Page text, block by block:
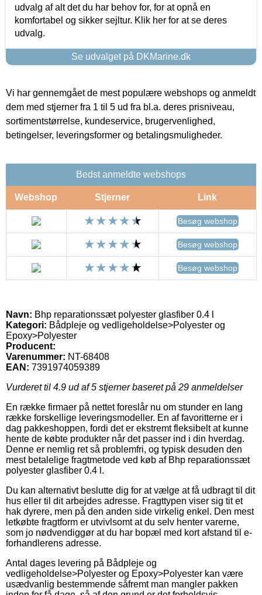
udvalg af alt det du har behov for, for at opnå en
komfortabel og sikker sejltur. Klik her for at se deres
udvalg.
Se udvalget på DKMarine.dk
Vi har gennemgået de mest populære webshops og anmeldt
dem med stjerner fra 1 til 5 ud fra bl.a. deres prisniveau,
sortimentstørrelse, kundeservice, brugervenlighed,
betingelser, leveringsformer og betalingsmuligheder.
Bedst anmeldte webshops
Webshop Stjerner Link
Besøg webshop
Besøg webshop
Besøg webshop
Navn: Bhp reparationssæt polyester glasfiber 0.4 l
Kategori: Bådpleje og vedligeholdelse>Polyester og
Epoxy>Polyester
Producent:
Varenummer: NT-68408
EAN: 7391974059389
Vurderet til 4.9 ud af 5 stjerner baseret på 29 anmeldelser
En række firmaer på nettet foreslår nu om stunder en lang
række forskellige leveringsmodeller. En af favoritterne er i
dag pakkeshoppen, fordi det er ekstremt fleksibelt at kunne
hente de købte produkter når det passer ind i din hverdag.
Denne er nemlig ret så problemfri, og typisk desuden den
mest betalelige fragtmetode ved køb af Bhp reparationssæt
polyester glasfiber 0.4 l.
Du kan alternativt beslutte dig for at vælge at få udbragt til dit
hus eller til dit arbejdes adresse. Fragttypen viser sig tit et
hak dyrere, men på den anden side virkelig enkel. Den mest
letkøbte fragtform er utvivlsomt at du selv henter varerne,
som jo nødvendiggør at du har bopæl med kort afstand til e-
forhandlerens adresse.
Antal dages levering på Bådpleje og
vedligeholdelse>Polyester og Epoxy>Polyester kan være
usædvanlig bestemmende såfremt man mangler pakken